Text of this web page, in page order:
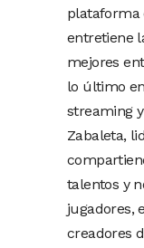
plataforma
entretiene
mejores
lo último
streaming
Zabaleta,
talentos y
jugadores,
creadores